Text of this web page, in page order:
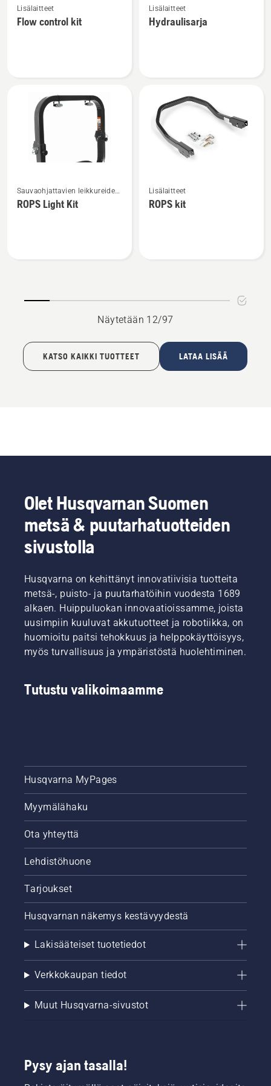
lisätietoja
tuotteesta
Lisälaitteet
Flow control kit
lisätietoja
tuotteesta
Lisälaitteet
Hydraulisarja
lisätietoja
tuotteesta
Sauvaohjattavien leikkureiden
lisälaitteet
ROPS Light Kit
lisätietoja
tuotteesta
Lisälaitteet
ROPS kit
Näytetään 12/97
KATSO KAIKKI TUOTTEET LATAA LISÄÄ
Olet Husqvarnan Suomen
metsä & puutarhatuotteiden
sivustolla
Husqvarna on kehittänyt innovatiivisia tuotteita
metsä-, puisto- ja puutarhatöihin vuodesta 1689
alkaen. Huippuluokan innovaatioissamme, joista
uusimpiin kuuluvat akkutuotteet ja robotiikka, on
huomioitu paitsi tehokkuus ja helppokäyttöisyys,
myös turvallisuus ja ympäristöstä huolehtiminen.
Tutustu valikoimaamme
Husqvarna MyPages
Myymälähaku
Ota yhteyttä
Lehdistöhuone
Tarjoukset
Husqvarnan näkemys kestävyydestä
Lakisääteiset tuotetiedot
Verkkokaupan tiedot
Muut Husqvarna-sivustot
Pysy ajan tasalla!